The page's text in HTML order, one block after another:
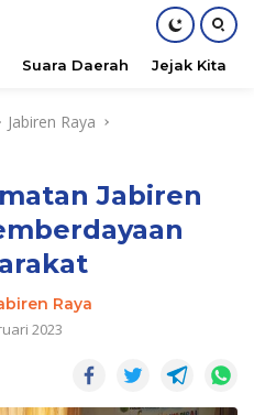
Suara Daerah Jejak Kita
Jabiren Raya
Jabiren
Raya
2023